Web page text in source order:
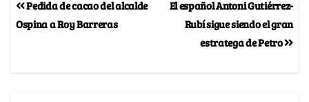
El español Antoni Gutiérrez-
Rubí sigue siendo el gran
estratega de Petro
Pedida de cacao del alcalde
Ospina a Roy Barreras